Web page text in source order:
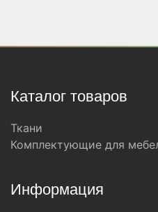
Каталог товаров
Ткани
Комплектующие для
Информация